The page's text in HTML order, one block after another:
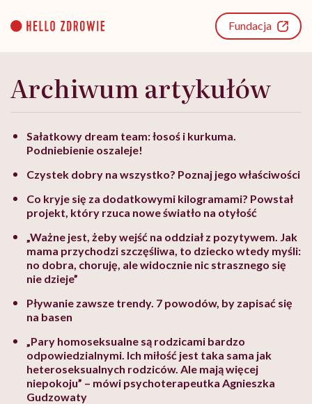
content
Fundacja
Archiwum artykułów
Sałatkowy dream team: łosoś i kurkuma.
Podniebienie oszaleje!
Czystek dobry na wszystko? Poznaj jego właściwości
Co kryje się za dodatkowymi kilogramami? Powstał
projekt, który rzuca nowe światło na otyłość
„Ważne jest, żeby wejść na oddział z pozytywem. Jak
mama przychodzi szczęśliwa, to dziecko wtedy myśli:
no dobra, choruję, ale widocznie nic strasznego się
nie dzieje”
Pływanie zawsze trendy. 7 powodów, by zapisać się
na basen
„Pary homoseksualne są rodzicami bardzo
odpowiedzialnymi. Ich miłość jest taka sama jak
heteroseksualnych rodziców. Ale mają więcej
niepokoju” – mówi psychoterapeutka Agnieszka
Gudzowaty